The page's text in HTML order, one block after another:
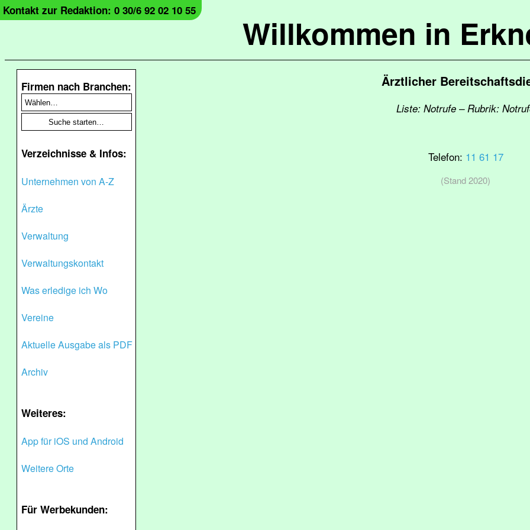
Willkommen in
Kontakt zur Redaktion: 0 30/6 92 02 10 55
Firmen nach Branchen:
Verzeichnisse & Infos:
Unternehmen von A-Z
Ärzte
Verwaltung
Verwaltungskontakt
Was erledige ich Wo
Vereine
Aktuelle Ausgabe als PDF
Archiv
Weiteres:
App für iOS und Android
Weitere Orte
Für Werbekunden:
Ärztlicher
Liste: Notrufe – Rubrik:
Telefon: 11 61 17
(Stand 2020)